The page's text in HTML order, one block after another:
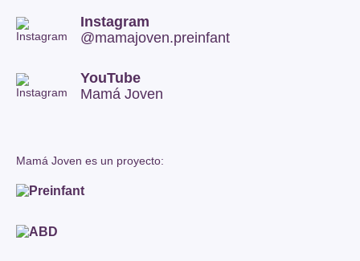
Instagram
@mamajoven.preinfant
YouTube
Mamá Joven
Mamá Joven es un proyecto: